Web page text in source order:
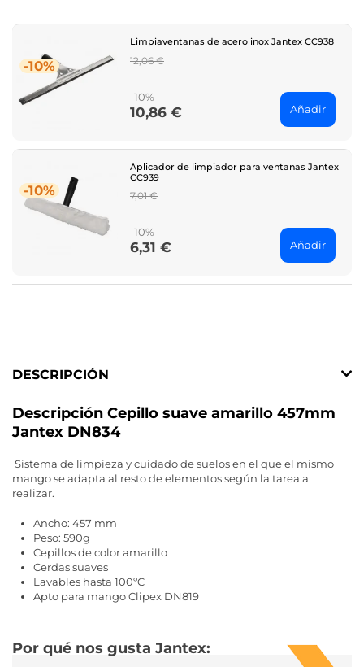
-10%
Limpiaventanas de acero inox Jantex CC938
Regular
12,06 €
-10%
Price
10,86 € Añadir
-10%
Aplicador de limpiador para ventanas Jantex
CC939
Regular
7,01 €
-10%
Price
6,31 € Añadir
DESCRIPCIÓN
Descripción Cepillo suave amarillo 457mm
Jantex DN834
Sistema de limpieza y cuidado de suelos en el que el mismo
mango se adapta al resto de elementos según la tarea a
realizar.
Ancho: 457 mm
Peso: 590g
Cepillos de color amarillo
Cerdas suaves
Lavables hasta 100ºC
Apto para mango Clipex DN819
Por qué nos gusta Jantex: